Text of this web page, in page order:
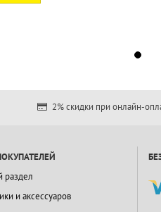
2% скидки при онлайн-
раздел
и аксессуаров